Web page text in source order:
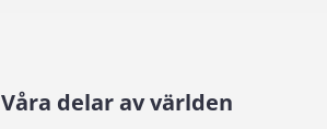
Våra delar av världen